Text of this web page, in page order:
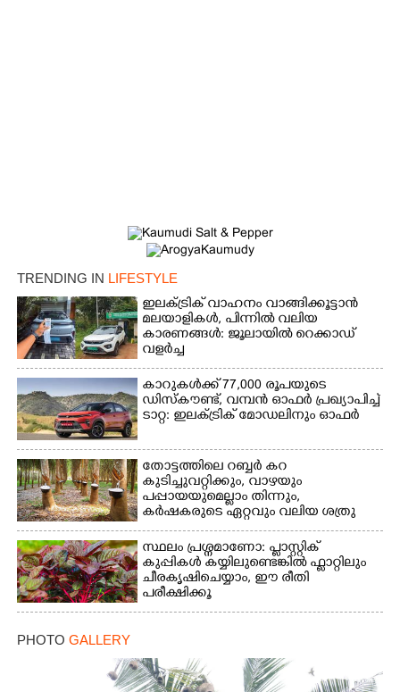
TRENDING IN LIFESTYLE
ഇലക്ട്രിക് വാഹനം വാങ്ങിക്കൂട്ടാൻ
മലയാളികൾ, പിന്നിൽ വലിയ
കാരണങ്ങൾ: ജൂലായിൽ റെക്കാഡ്
വളർച്ച
കാറുകൾക്ക് 77,000 രൂപയുടെ
ഡിസ്കൗണ്ട്, വമ്പൻ ഓഫർ പ്രഖ്യാപിച്ച്
ടാറ്റ: ഇലക്ട്രിക് മോഡലിനും ഓഫർ
തോട്ടത്തിലെ റബ്ബർ കറ
കുടിച്ചുവറ്റിക്കും, വാഴയും
പപ്പായയുമെല്ലാം തിന്നും,
കർഷകരുടെ ഏറ്റവും വലിയ ശത്രു
സ്ഥലം പ്രശ്നമാണോ: പ്ലാസ്റ്റിക്
കുപ്പികൾ കയ്യിലുണ്ടെങ്കിൽ ഫ്ലാറ്റിലും
ചീരകൃഷിചെയ്യാം, ഈ രീതി
പരീക്ഷിക്കൂ
PHOTO GALLERY